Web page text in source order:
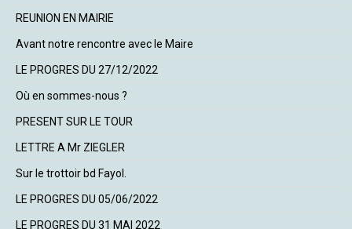
REUNION EN MAIRIE
Avant notre rencontre avec le Maire
LE PROGRES DU 27/12/2022
Où en sommes-nous ?
PRESENT SUR LE TOUR
LETTRE A Mr ZIEGLER
Sur le trottoir bd Fayol.
LE PROGRES DU 05/06/2022
LE PROGRES DU 31 MAI 2022